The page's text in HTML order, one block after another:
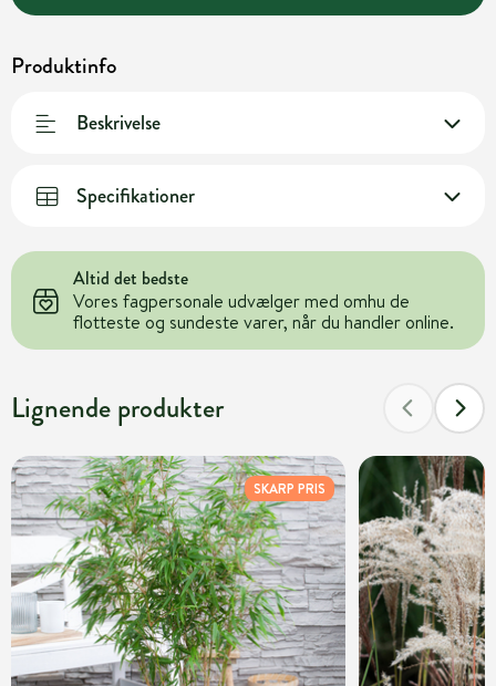
Produktinfo
Beskrivelse
Specifikationer
Altid det bedste
Vores fagpersonale udvælger med omhu de
flotteste og sundeste varer, når du handler online.
Lignende produkter
SKARP PRIS